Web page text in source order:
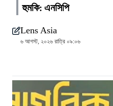
হুমকি: এনসিপি
Lens Asia
৬ আগস্ট, ২০২৬ রাত্রি ০৯:০৬